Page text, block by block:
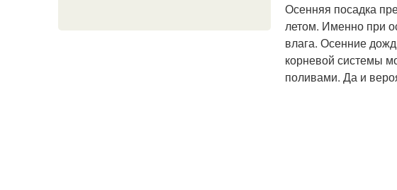
Осенняя посадка
летом. Именно при
влага. Осенние
корневой системы
поливами. Да и